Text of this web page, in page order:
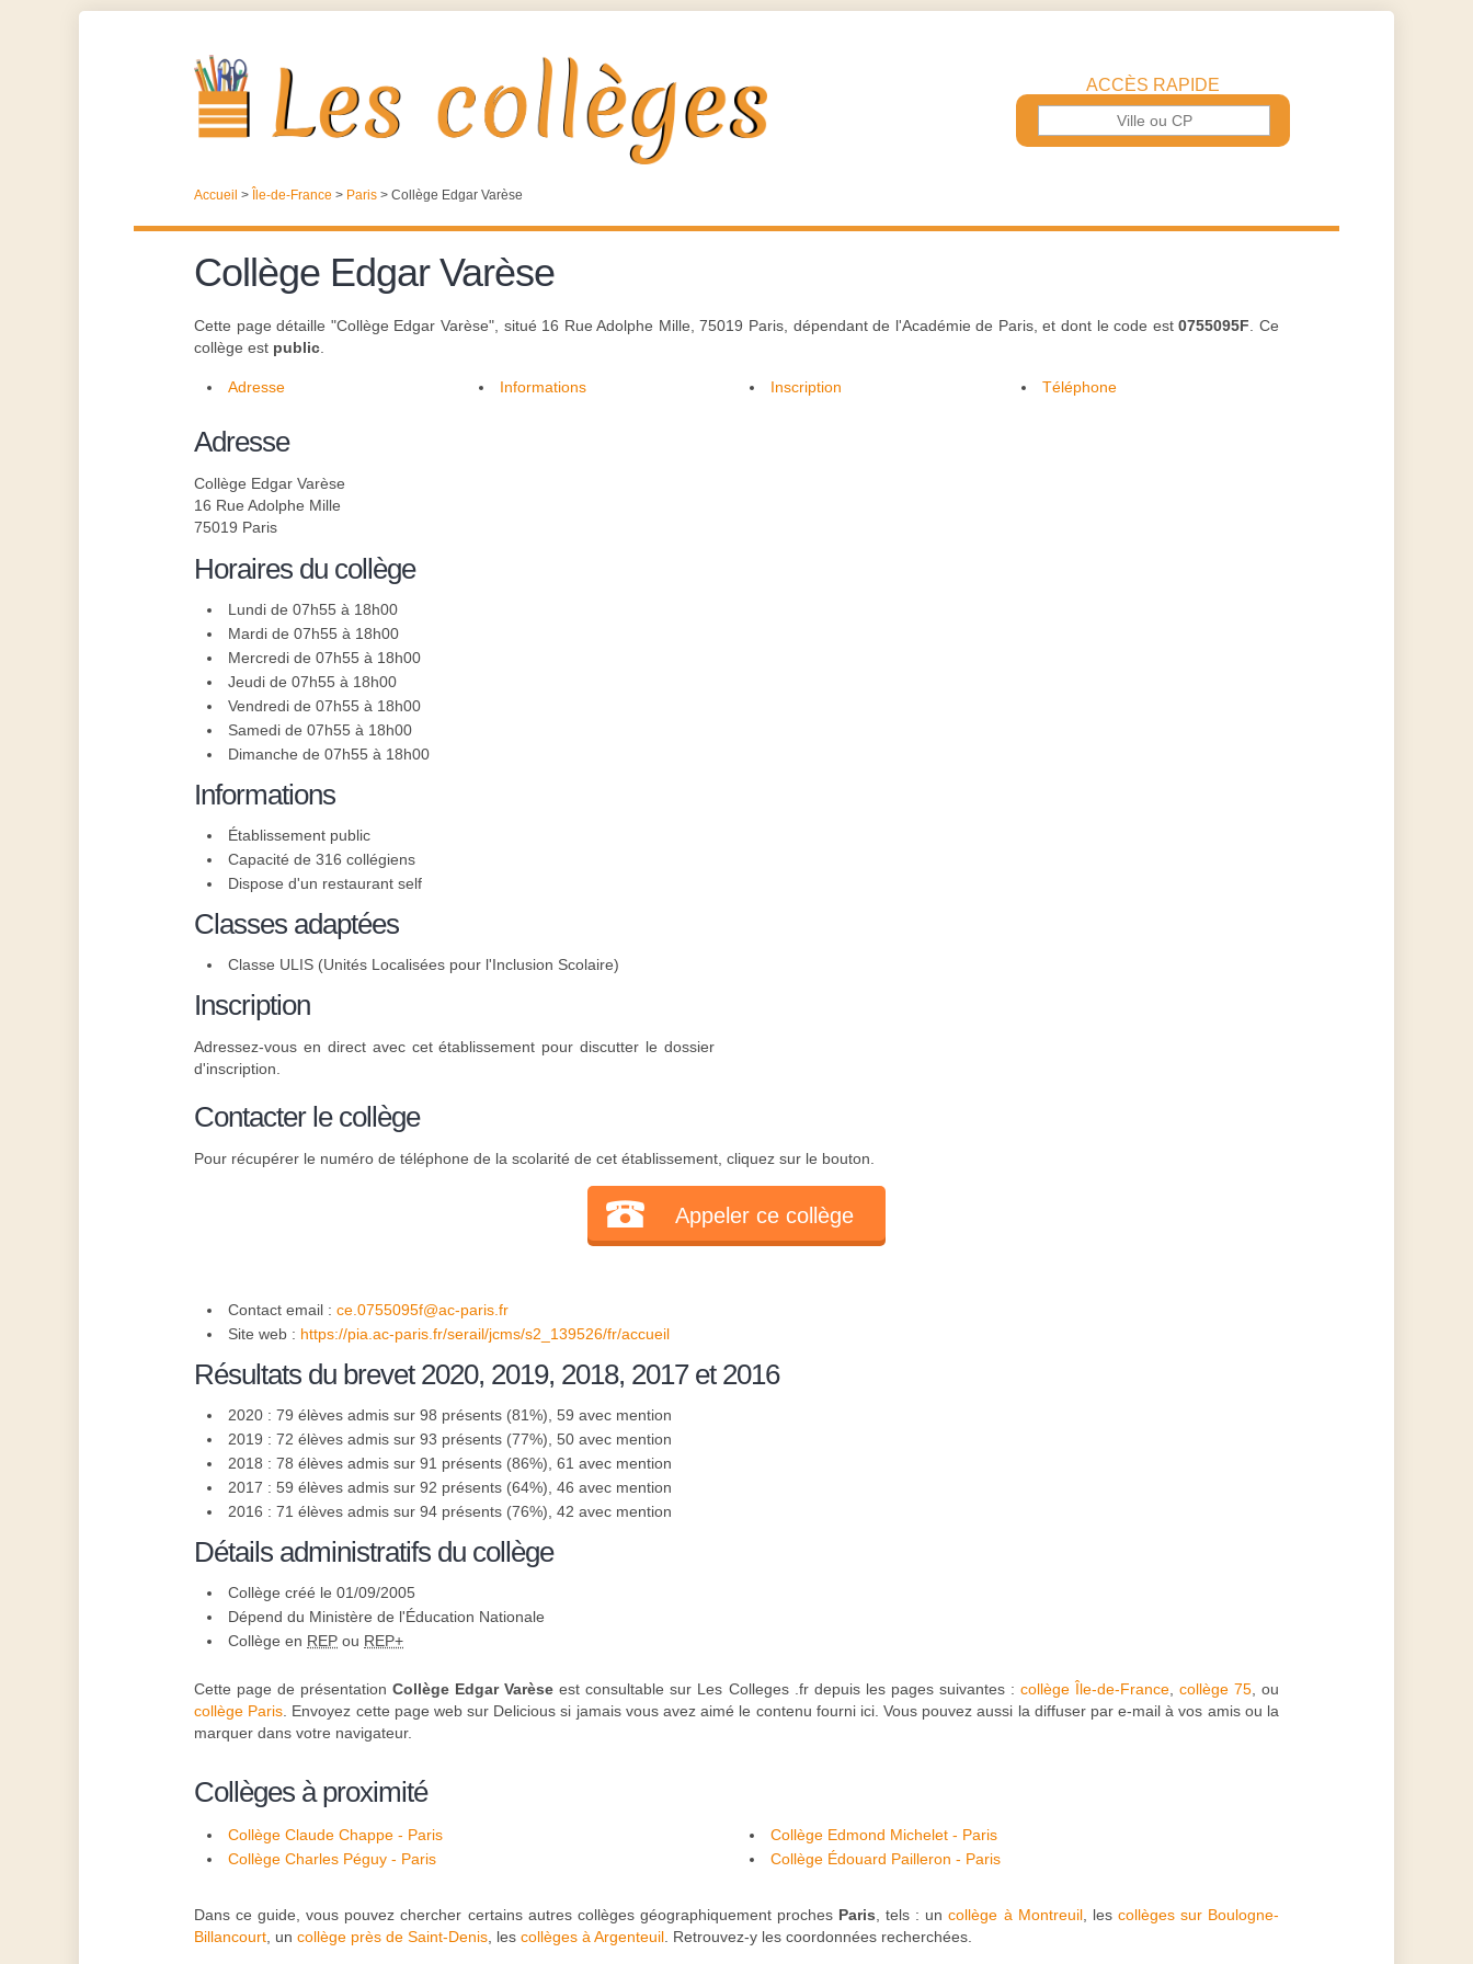
ACCÈS RAPIDE
Accueil > Île-de-France > Paris > Collège Edgar Varèse
Collège Edgar Varèse
Cette page détaille "Collège Edgar Varèse", situé 16 Rue Adolphe Mille, 75019 Paris, dépendant de l'Académie de Paris, et dont le code est0755095F . Ce
collège est public
Adresse Informations Inscription Téléphone
Adresse
Collège Edgar Varèse
16 Rue Adolphe Mille
75019 Paris
Horaires du collège
Lundi de 07h55 à 18h00
Mardi de 07h55 à 18h00
Mercredi de 07h55 à 18h00
Jeudi de 07h55 à 18h00
Vendredi de 07h55 à 18h00
Samedi de 07h55 à 18h00
Dimanche de 07h55 à 18h00
Informations
Établissement public
Capacité de 316 collégiens
Dispose d'un restaurant self
Classes adaptées
Classe ULIS (Unités Localisées pour l'Inclusion Scolaire)
Inscription
Adressez-vous en direct avec cet établissement pour discutter le dossier
d'inscription.
Contacter le collège
Pour récupérer le numéro de téléphone de la scolarité de cet établissement, cliquez sur le bouton.
Appeler ce collège
Contact email : ce.0755095f@ac-paris.fr
Site web : https://pia.ac-paris.fr/serail/jcms/s2_139526/fr/accueil
Résultats du brevet 2020, 2019, 2018, 2017 et 2016
2020 : 79 élèves admis sur 98 présents (81%), 59 avec mention
2019 : 72 élèves admis sur 93 présents (77%), 50 avec mention
2018 : 78 élèves admis sur 91 présents (86%), 61 avec mention
2017 : 59 élèves admis sur 92 présents (64%), 46 avec mention
2016 : 71 élèves admis sur 94 présents (76%), 42 avec mention
Détails administratifs du collège
Collège créé le 01/09/2005
Dépend du Ministère de l'Éducation Nationale
Collège en REP ou REP+
Cette page de présentationCollège Edgar Varèse est consultable sur Les Colleges .fr depuis les pages suivantes : collège Île-de-France, collège 75, ou
collège Paris . Envoyez cette page web sur Delicious si jamais vous avez aimé le contenu fourni ici. Vous pouvez aussi la diffuser par e-mail à vos amis ou la
marquer dans votre navigateur.
Collèges à proximité
Collège Claude Chappe - Paris
Collège Edmond Michelet - Paris
Collège Charles Péguy - Paris
Collège Édouard Pailleron - Paris
Dans ce guide, vous pouvez chercher certains autres collèges géographiquement proches Paris , tels : uncollège à Montreuil, les collèges sur Boulogne-
Billancourt , un collège près de Saint-Denis , les collèges à Argenteuil . Retrouvez-y les coordonnées recherchées.